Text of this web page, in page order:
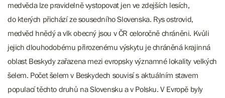
medvěda lze pravidelně vystopovat jen ve zdejších lesích,
do kterých přichází ze sousedního Slovenska. Rys ostrovid,
medvěd hnědý a vlk obecný jsou v ČR celoročně chráněni. Kvůli
jejich dlouhodobému přirozenému výskytu je chráněná krajinná
oblast Beskydy zařazena mezi evropsky významné lokality velkých
šelem. Počet šelem v Beskydech souvisí s aktuálním stavem
populací těchto druhů na Slovensku a v Polsku. V Evropě byly